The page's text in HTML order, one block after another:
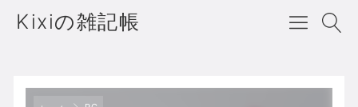
Kixiの雑記帳